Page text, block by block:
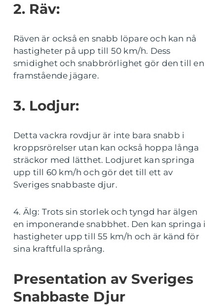
2. Räv:
Räven är också en snabb löpare och kan nå
hastigheter på upp till 50 km/h. Dess
smidighet och snabbrörlighet gör den till en
framstående jägare.
3. Lodjur:
Detta vackra rovdjur är inte bara snabb i
kroppsrörelser utan kan också hoppa långa
sträckor med lätthet. Lodjuret kan springa
upp till 60 km/h och gör det till ett av
Sveriges snabbaste djur.
4. Älg: Trots sin storlek och tyngd har älgen
en imponerande snabbhet. Den kan springa i
hastigheter upp till 55 km/h och är känd för
sina kraftfulla språng.
Presentation av Sveriges
Snabbaste Djur